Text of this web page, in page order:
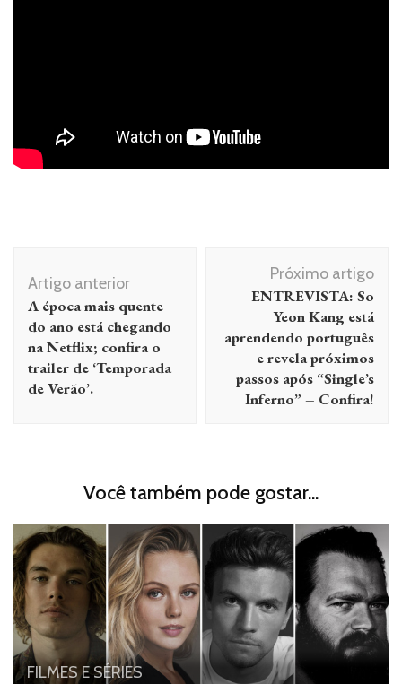
de
post
Artigo anterior
A época mais quente
do ano está chegando
na Netflix; confira o
trailer de ‘Temporada
de Verão’.
Próximo artigo
ENTREVISTA: So
Yeon Kang está
aprendendo português
e revela próximos
passos após “Single’s
Inferno” – Confira!
Você também pode gostar...
FILMES E SÉRIES